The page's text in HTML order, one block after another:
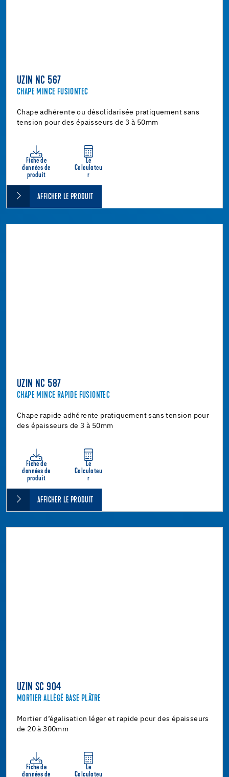
UZIN NC 567
CHAPE MINCE FUSIONTEC
Chape adhérente ou désolidarisée pratiquement sans
tension pour des épaisseurs de 3 à 50mm
Fiche de
données de
produit
Le
Calculateu
r
AFFICHER LE PRODUIT
UZIN NC 587
CHAPE MINCE RAPIDE FUSIONTEC
Chape rapide adhérente pratiquement sans tension pour
des épaisseurs de 3 à 50mm
Fiche de
données de
produit
Le
Calculateu
r
AFFICHER LE PRODUIT
UZIN SC 904
MORTIER ALLÉGÉ BASE PLÂTRE
Mortier d’égalisation léger et rapide pour des épaisseurs
de 20 à 300mm
Fiche de
données de
Le
Calculateu